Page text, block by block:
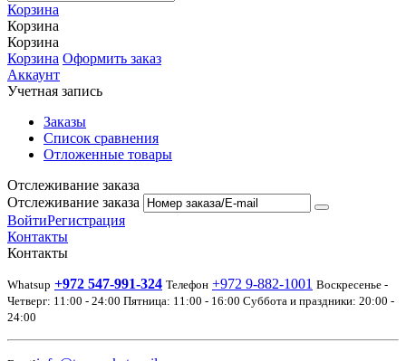
Корзина
Корзина
Корзина
Корзина Оформить заказ
Аккаунт
Учетная запись
Заказы
Список сравнения
Отложенные товары
Отслеживание заказа
Отслеживание заказа
ВойтиРегистрация
Контакты
Контакты
Whatsup +972 547-991-324 Телефон +972 9-882-1001 Воскресенье -
Четверг: 11:00 - 24:00 Пятница: 11:00 - 16:00 Суббота и праздники: 20:00 -
24:00